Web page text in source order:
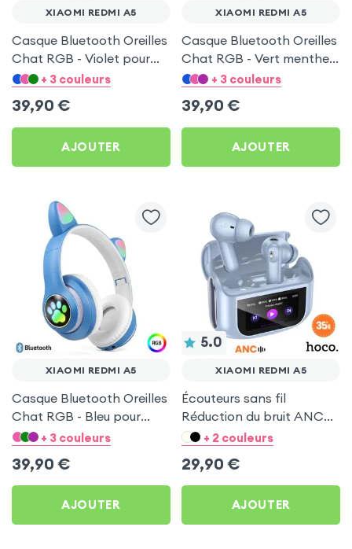
XIAOMI REDMI A5
Casque Bluetooth Oreilles
Chat RGB - Violet pour
Xiaomi Redmi A5
+ 3 couleurs
39,90 €
AJOUTER
XIAOMI REDMI A5
Casque Bluetooth Oreilles
Chat RGB - Vert menthe
pour Xiaomi Redmi A5
+ 3 couleurs
39,90 €
AJOUTER
XIAOMI REDMI A5
Casque Bluetooth Oreilles
Chat RGB - Bleu pour
Xiaomi Redmi A5
+ 3 couleurs
39,90 €
AJOUTER
5.0
XIAOMI REDMI A5
Écouteurs sans fil
Réduction du bruit ANC
ENC - Hoco Bleu pour
+ 2 couleurs
29,90 €
AJOUTER